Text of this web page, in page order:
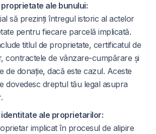
ale bunului:
să prezinți întregul istoric al actelor
pentru fiecare parcelă implicată.
titlul de proprietate, certificatul de
contractele de vânzare-cumpărare și
de donație, dacă este cazul. Aceste
dovedesc dreptul tău legal asupra
ale proprietarilor:
implicat în procesul de alipire